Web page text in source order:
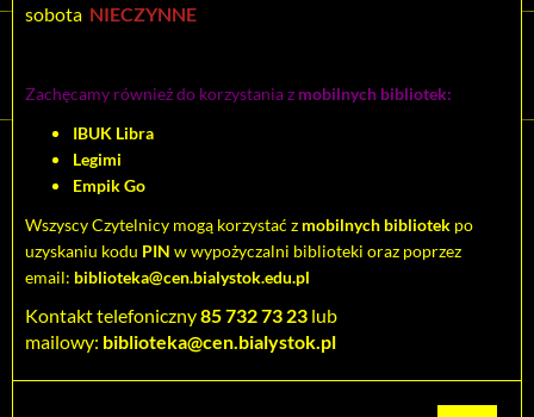
Dodaj na Twoją półkę
Szczegóły MARC 21
Tytuł:
sobota NIECZYNNE
Zachęcamy również do korzystania z mobilnych bibliotek:
IBUK Libra
Legimi
Empik Go
Wszyscy Czytelnicy mogą korzystać z mobilnych bibliotek po
uzyskaniu kodu PIN w wypożyczalni biblioteki oraz poprzez
email: biblioteka@cen.bialystok.edu.pl
Kontakt telefoniczny85 732 73 23 lub
mailowy: biblioteka@cen.bialystok.pl